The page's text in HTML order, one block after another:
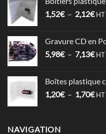
à
1,52€ – 2,12€
à
HT
Gravure CD en
5,98€ – 7,13€
à
HT
Boîtes plastique
1,20€ – 1,70€ HT
NAVIGATION